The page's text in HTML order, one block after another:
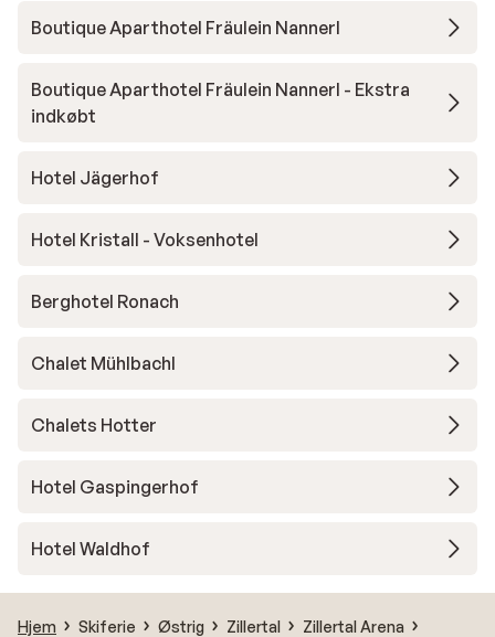
Boutique Aparthotel Fräulein Nannerl
Boutique Aparthotel Fräulein Nannerl - Ekstra
indkøbt
Hotel Jägerhof
Hotel Kristall - Voksenhotel
Berghotel Ronach
Chalet Mühlbachl
Chalets Hotter
Hotel Gaspingerhof
Hotel Waldhof
Hjem Skiferie Østrig Zillertal
Zillertal Arena